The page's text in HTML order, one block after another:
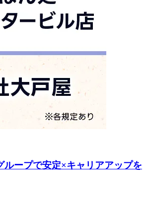
ループで安定×キャリアアップを